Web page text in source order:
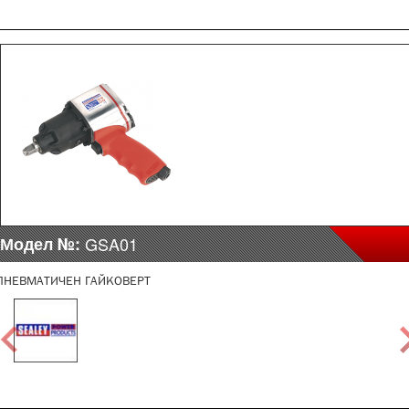
Модел №:GSA01
ГАЙКОВЕРТ